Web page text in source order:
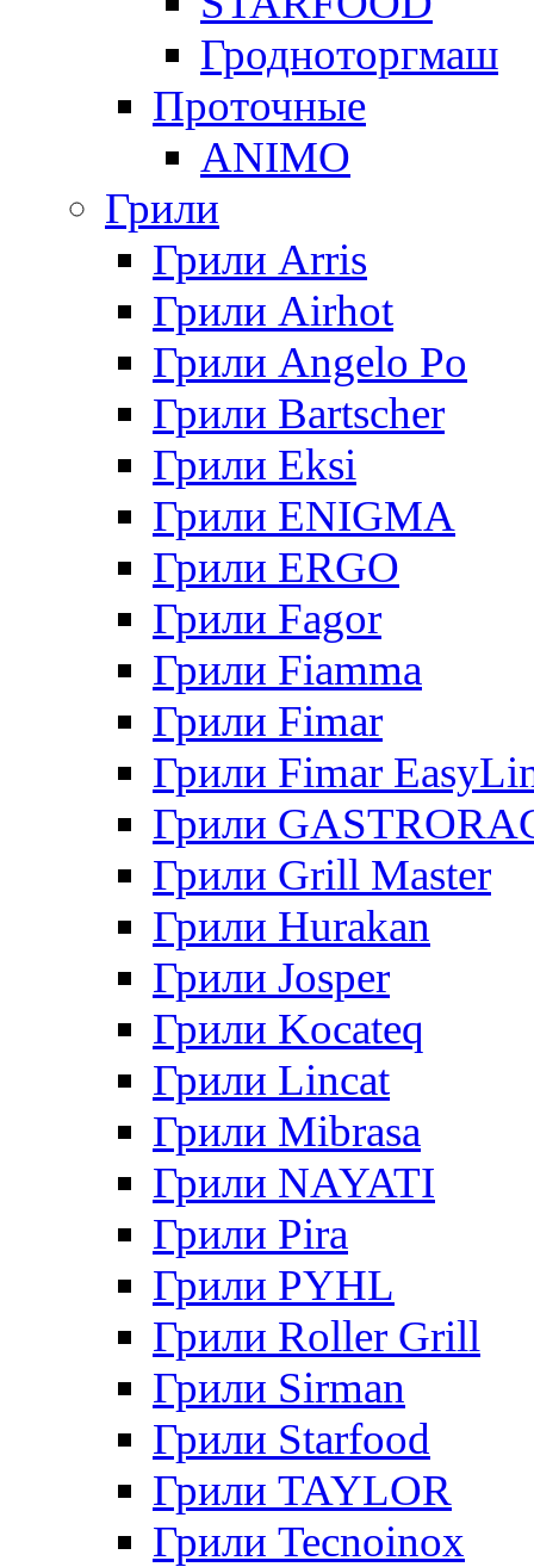
Гродноторгмаш
Проточные
ANIMO
Грили
Грили Arris
Грили Airhot
Грили Angelo Po
Грили Bartscher
Грили Eksi
Грили ENIGMA
Грили ERGO
Грили Fagor
Грили Fiamma
Грили Fimar
Грили Fimar
Грили
Грили Grill Master
Грили Hurakan
Грили Josper
Грили Kocateq
Грили Lincat
Грили Mibrasa
Грили NAYATI
Грили Pira
Грили PYHL
Грили Roller Grill
Грили Sirman
Грили Starfood
Грили TAYLOR
Грили Tecnoinox